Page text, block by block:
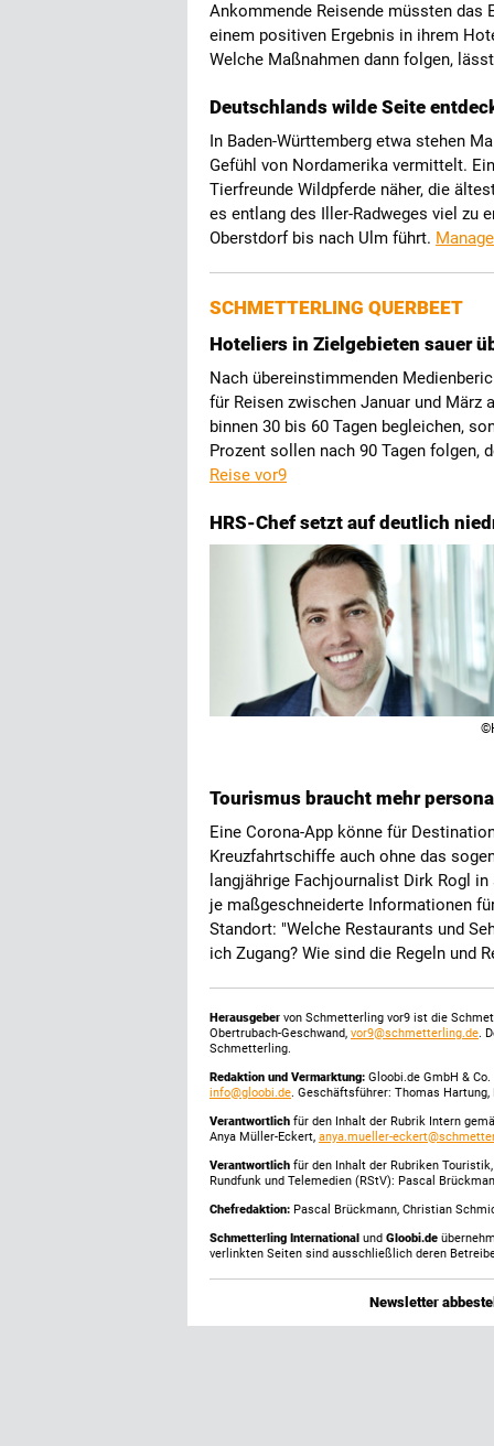
Ankommende Reisende müssten das
einem positiven Ergebnis in ihrem
Welche Maßnahmen dann folgen,
Deutschlands wilde Seite
In Baden-Württemberg etwa stehen
Gefühl von Nordamerika vermittelt.
Tierfreunde Wildpferde näher, die
es entlang des Iller-Radweges viel zu
Oberstdorf bis nach Ulm führt.
SCHMETTERLING QUERBEET
Hoteliers in Zielgebieten sauer
Nach übereinstimmenden
für Reisen zwischen Januar und März
binnen 30 bis 60 Tagen begleichen,
Prozent sollen nach 90 Tagen folgen,
Reise vor9
HRS-Chef setzt auf deutlich
Tourismus braucht mehr
Eine Corona-App könne für
Kreuzfahrtschiffe auch ohne das
langjährige Fachjournalist Dirk Rogl
je maßgeschneiderte Informationen
Standort: "Welche Restaurants und
ich Zugang? Wie sind die Regeln und
Herausgeber von Schmetterling vor9 ist die
Obertrubach-Geschwand, vor9@schmetterling.de.
Schmetterling.
Redaktion und Vermarktung: Gloobi.de GmbH &
info@gloobi.de. Geschäftsführer: Thomas
Verantwortlich für den Inhalt der Rubrik Intern
Anya Müller-Eckert, anya.mueller-
Verantwortlich für den Inhalt der Rubriken
Rundfunk und Telemedien (RStV): Pascal
Chefredaktion: Pascal Brückmann, Christian
Schmetterling International und Gloobi.de
verlinkten Seiten sind ausschließlich deren
Newsletter